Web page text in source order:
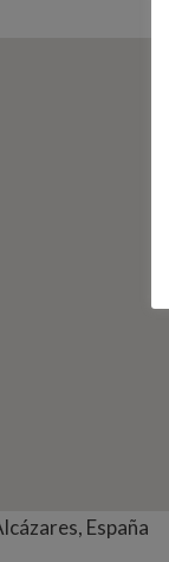
España